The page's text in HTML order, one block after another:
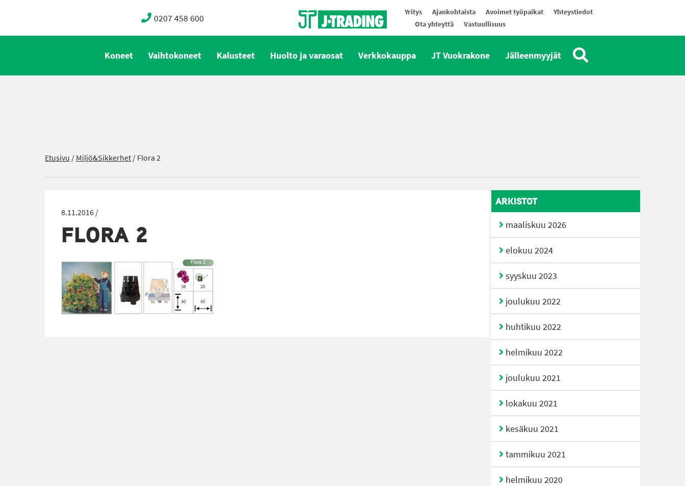
0207 458 600 Yritys Ajankohtaista Avoimet työpaikat
Yhteystiedot
Ota yhteyttä
Vastuullisuus
Koneet Vaihtokoneet Kalusteet Huolto ja varaosat Verkkokauppa JT Vuokrakone Jälleenmyyjät
Etusivu /Miljö&Sikkerhet/Flora 2
8.11.2016 /
FLORA 2
ARKISTOT
maaliskuu 2026
elokuu 2024
syyskuu 2023
joulukuu 2022
huhtikuu 2022
helmikuu 2022
joulukuu 2021
lokakuu 2021
kesäkuu 2021
tammikuu 2021
helmikuu 2020